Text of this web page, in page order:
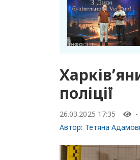
поліції
26.03.2025 17:35
-
Автор: Тетяна